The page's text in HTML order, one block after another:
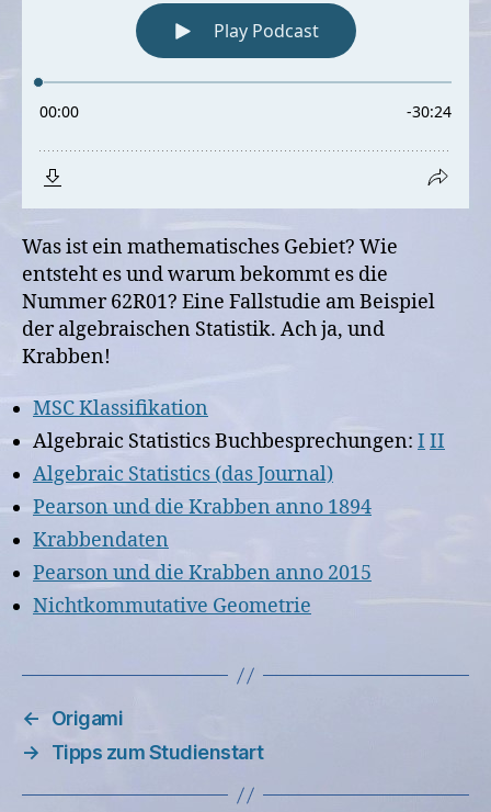
Was ist ein mathematisches Gebiet? Wie
entsteht es und warum bekommt es die
Nummer 62R01? Eine Fallstudie am Beispiel
der algebraischen Statistik. Ach ja, und
Krabben!
MSC Klassifikation
Algebraic Statistics Buchbesprechungen: I II
Algebraic Statistics (das Journal)
Pearson und die Krabben anno 1894
Krabbendaten
Pearson und die Krabben anno 2015
Nichtkommutative Geometrie
←
Origami
→
Tipps zum Studienstart